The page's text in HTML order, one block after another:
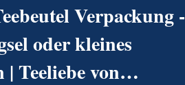
Verpackung -
oder kleines
| Teeliebe von